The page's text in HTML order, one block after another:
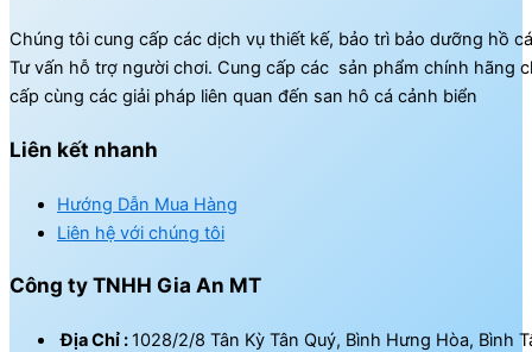
Chúng tôi cung cấp các dịch vụ thiết kế, bảo trì bảo dưỡng hồ
Tư vấn hỗ trợ người chơi. Cung cấp các sản phẩm chính hãng
cấp cùng các giải pháp liên quan đến san hô cá cảnh biển
Liên kết nhanh
Hướng Dẫn Mua Hàng
Liên hệ với chúng tôi
Công ty TNHH Gia An MT
Địa Chỉ :1028/2/8 Tân Kỳ Tân Quý, Bình Hưng Hòa, Bình